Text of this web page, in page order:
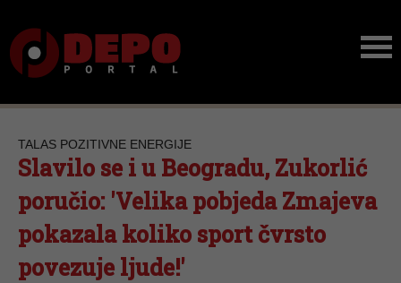
TALAS POZITIVNE ENERGIJE
Slavilo se i u Beogradu, Zukorlić
poručio: 'Velika pobjeda Zmajeva
pokazala koliko sport čvrsto
povezuje ljude!'